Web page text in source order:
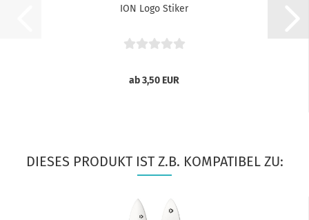
ION Logo Stiker
ab 3,50 EUR
DIESES PRODUKT IST Z.B. KOMPATIBEL ZU: